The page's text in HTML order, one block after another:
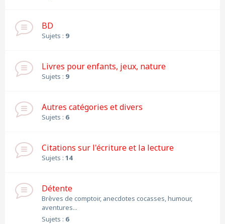
BD
Sujets : 9
Livres pour enfants, jeux, nature
Sujets : 9
Autres catégories et divers
Sujets : 6
Citations sur l'écriture et la lecture
Sujets : 14
Détente
Brèves de comptoir, anecdotes cocasses, humour,
aventures...
Sujets : 6